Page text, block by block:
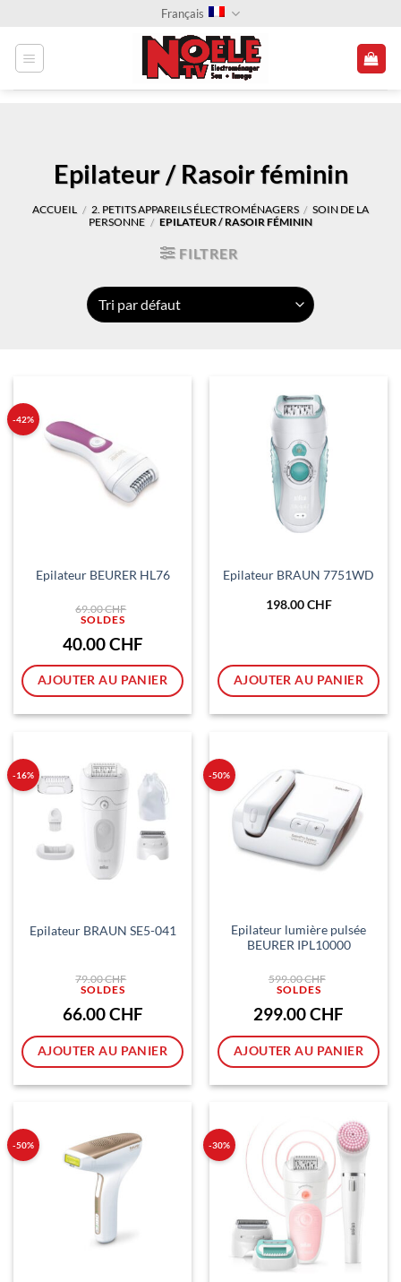
contenu
Français
Epilateur / Rasoir féminin
ACCUEIL / 2. PETITS APPAREILS ÉLECTROMÉNAGERS / SOIN DE LA
PERSONNE / EPILATEUR / RASOIR FÉMININ
FILTRER
-42%
Epilateur BEURER HL76
69.00CHF
était :
69.00 CHF.
40.00CHFLe
actuel
est :
40.00 CHF.
AJOUTER AU PANIER
Epilateur BRAUN 7751WD
198.00CHF
AJOUTER AU PANIER
-16%
Epilateur BRAUN SE5-041
79.00CHF
était :
79.00 CHF.
66.00CHFLe
actuel
est :
66.00 CHF.
AJOUTER AU PANIER
-50%
Epilateur lumière pulsée
BEURER IPL10000
599.00CHF
était :
599.00 CHF.
299.00CHF
actuel
est :
299.00
AJOUTER AU PANIER
-50% -30%